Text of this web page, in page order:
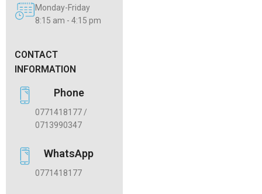
Monday-Friday
8:15 am - 4:15 pm
CONTACT
INFORMATION
Phone
0771418177 /
0713990347
WhatsApp
0771418177